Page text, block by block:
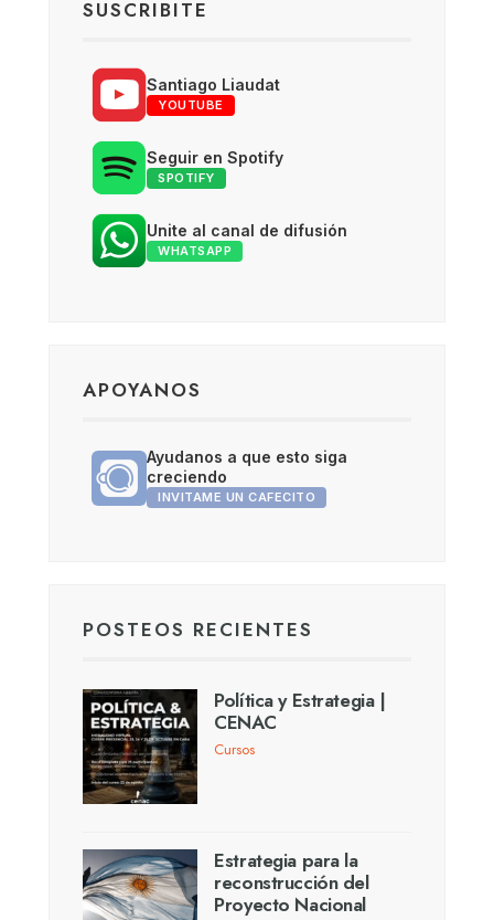
SUSCRIBITE
Santiago Liaudat
YOUTUBE
Seguir en Spotify
SPOTIFY
Unite al canal de difusión
WHATSAPP
APOYANOS
Ayudanos a que esto siga
creciendo
INVITAME UN CAFECITO
POSTEOS RECIENTES
Política y Estrategia |
CENAC
Cursos
Estrategia para la
reconstrucción del
Proyecto Nacional